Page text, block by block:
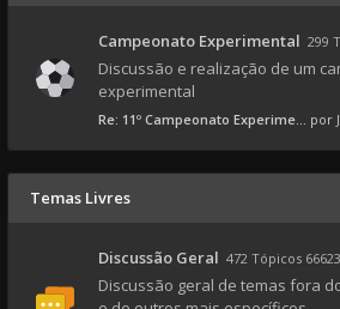
Campeonato Experimental 299
Discussão e realização de um
experimental
Re: 11º Campeonato Experime... por
Temas Livres
Discussão Geral 472 Tópicos
Discussão geral de temas fora